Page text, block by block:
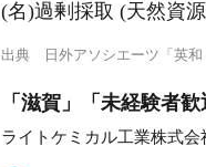
(名)過剰採取 (天然資
出典 日外アソシエーツ「英和
「滋賀」「未経験者
ライトケミカル工業株式会